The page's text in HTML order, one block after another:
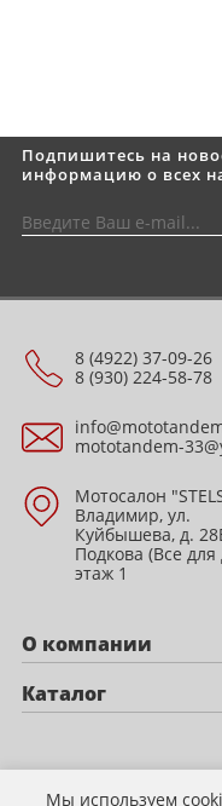
Мы используем
Подпишитесь на
информацию о всех
8 (4922) 37-09-26
8 (930) 224-58-78
mototandem-
Мотосалон
Владимир, ул.
Куйбышева, д.
Подкова (Все для
этаж 1
О компании
Каталог